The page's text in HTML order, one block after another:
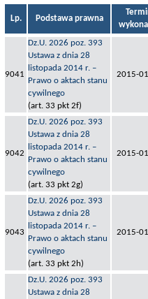
Lp. Podstawa prawna
9041
Dz.U. 2026 poz. 393
Ustawa z dnia 28
listopada 2014 r. –
Prawo o aktach stanu
cywilnego
(art. 33 pkt 2f)
2015-
9042
Dz.U. 2026 poz. 393
Ustawa z dnia 28
listopada 2014 r. –
Prawo o aktach stanu
cywilnego
(art. 33 pkt 2g)
2015-
9043
Dz.U. 2026 poz. 393
Ustawa z dnia 28
listopada 2014 r. –
Prawo o aktach stanu
cywilnego
(art. 33 pkt 2h)
2015-
Dz.U. 2026 poz. 393
Ustawa z dnia 28